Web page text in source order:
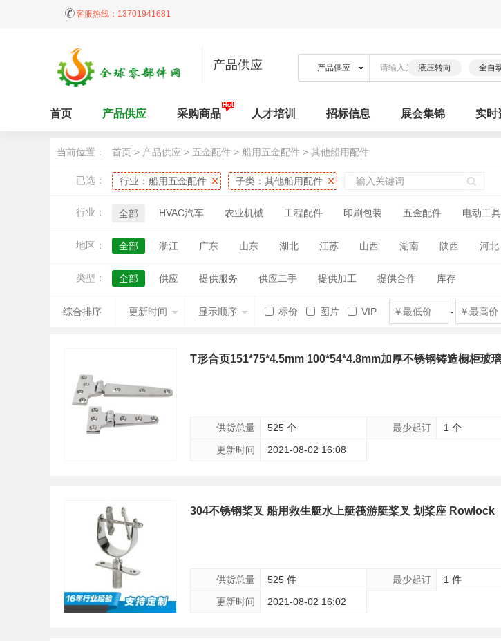
客服热线： 13701941681
产品供应 液压转向 全自
首页 产品供应 采购商品 人才培训 招标信息 展会集锦 实时
当前位置： 首页 > 产品供应 > 五金配件 > 船用五金配件 > 其他船用配件
已选： 行业： 船用五金配件 子类： 其他船用配件
行业： 全部 HVAC汽车 农业机械 工程配件 印刷包装 五金配件 电动工具
地区： 全部 浙江 广东 山东 湖北 江苏 山西 湖南 陕西 河北
江西
类型： 全部 供应 提供服务 供应二手 提供加工 提供合作 库存
综合排序 更新时间 显示顺序 标价 图片 VIP -
T形合页151*75*4.5mm 100*54*4.8mm加厚不锈钢铸造橱柜玻
供货总量 525 个 最少起订
1 个
更新时间
2021-08-02 16:08
304不锈钢桨叉 船用救生艇水上艇筏游艇桨叉 划桨座 Rowlock
供货总量 525 件 最少起订
1 件
更新时间
2021-08-02 16:02